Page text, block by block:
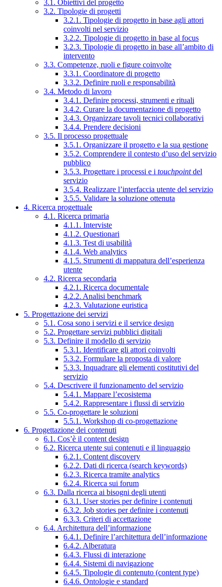
3.1. Obiettivi del progetto
3.2. Tipologie di progetti
3.2.1. Tipologie di progetto in base agli attori
coinvolti nel servizio
3.2.2. Tipologie di progetto in base al focus
3.2.3. Tipologie di progetto in base all’ambito di
intervento
3.3. Competenze, ruoli e figure coinvolte
3.3.1. Coordinatore di progetto
3.3.2. Definire ruoli e responsabilità
3.4. Metodo di lavoro
3.4.1. Definire processi, strumenti e rituali
3.4.2. Curare la documentazione di progetto
3.4.3. Organizzare tavoli tecnici collaborativi
3.4.4. Prendere decisioni
3.5. Il processo progettuale
3.5.1. Organizzare il progetto e la sua gestione
3.5.2. Comprendere il contesto d’uso del servizio
pubblico
3.5.3. Progettare i processi e i touchpointdel
servizio
3.5.4. Realizzare l’interfaccia utente del servizio
3.5.5. Validare la soluzione ottenuta
4. Ricerca progettuale
4.1. Ricerca primaria
4.1.1. Interviste
4.1.2. Questionari
4.1.3. Test di usabilità
4.1.4. Web analytics
4.1.5. Strumenti di mappatura dell’esperienza
utente
4.2. Ricerca secondaria
4.2.1. Ricerca documentale
4.2.2. Analisi benchmark
4.2.3. Valutazione euristica
5. Progettazione dei servizi
5.1. Cosa sono i servizi e il service design
5.2. Progettare servizi pubblici digitali
5.3. Definire il modello di servizio
5.3.1. Identificare gli attori coinvolti
5.3.2. Formulare la proposta di valore
5.3.3. Inquadrare gli elementi costitutivi del
servizio
5.4. Descrivere il funzionamento del servizio
5.4.1. Mappare l’ecosistema
5.4.2. Rappresentare i flussi di servizio
5.5. Co-progettare le soluzioni
5.5.1. Workshop di co-progettazione
6. Progettazione dei contenuti
6.1. Cos’è il content design
6.2. Ricerca utente sui contenuti e il linguaggio
6.2.1. Content discovery
6.2.2. Dati di ricerca (search keywords)
6.2.3. Ricerca tramite analytics
6.2.4. Ricerca sui forum
6.3. Dalla ricerca ai bisogni degli utenti
6.3.1. User stories per definire i contenuti
6.3.2. Job stories per definire i contenuti
6.3.3. Criteri di accettazione
6.4. Architettura dell’informazione
6.4.1. Definire l’architettura dell’informazione
6.4.2. Alberatura
6.4.3. Flussi di interazione
6.4.4. Sistemi di navigazione
6.4.5. Tipologie di contenuto (content type)
6.4.6. Ontologie e standard